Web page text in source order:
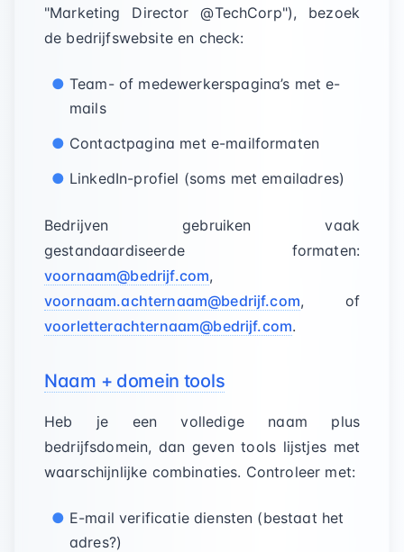
"Marketing Director @TechCorp"), bezoek
de bedrijfswebsite en check:
Team- of medewerkerspagina’s met e-
mails
Contactpagina met e-mailformaten
LinkedIn-profiel (soms met emailadres)
Bedrijven gebruiken vaak
gestandaardiseerde formaten:
voornaam@bedrijf.com,
voornaam.achternaam@bedrijf.com, of
voorletterachternaam@bedrijf.com.
Naam + domein tools
Heb je een volledige naam plus
bedrijfsdomein, dan geven tools lijstjes met
waarschijnlijke combinaties. Controleer met:
E-mail verificatie diensten (bestaat het
adres?)